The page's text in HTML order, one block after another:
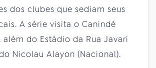
dos clubes que sediam seus
A série visita o Canindé
além do Estádio da Rua Javari
Nicolau Alayon (Nacional).